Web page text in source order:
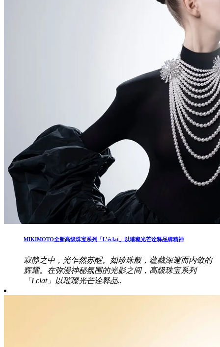
MIKIMOTO全新高级珠宝系列「L’éclat」以璀璨光芒诠释品牌精神
寂静之中，光乍然苏醒。如珍珠般，蕴藏深邃而内敛的
辉耀。在弥漫神秘氛围的光影之间，高级珠宝系列
「Lclat」以璀璨光芒诠释品..